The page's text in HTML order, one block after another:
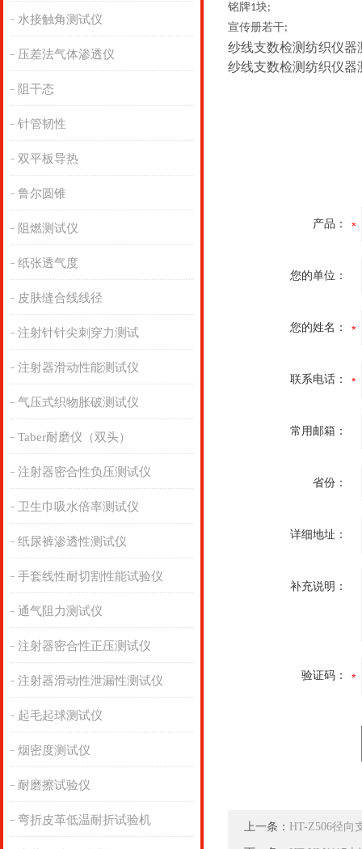
水接触角测试仪
压差法气体渗透仪
阻干态
针管韧性
双平板导热
鲁尔圆锥
阻燃测试仪
纸张透气度
皮肤缝合线线径
注射针针尖刺穿力测试
注射器滑动性能测试仪
气压式织物胀破测试仪
Taber耐磨仪（双头）
注射器密合性负压测试仪
卫生巾吸水倍率测试仪
纸尿裤渗透性测试仪
手套线性耐切割性能试验仪
通气阻力测试仪
注射器密合性正压测试仪
注射器滑动性泄漏性测试仪
起毛起球测试仪
烟密度测试仪
耐磨擦试验仪
弯折皮革低温耐折试验机
铭牌1块;
宣传册若干;
纱线支数检测纺织仪
纱线支数检测纺织仪
产品：
您的单位：
您的姓名：
联系电话：
常用邮箱：
省份：
详细地址：
补充说明：
验证码：
上一条： HT-Z506径向